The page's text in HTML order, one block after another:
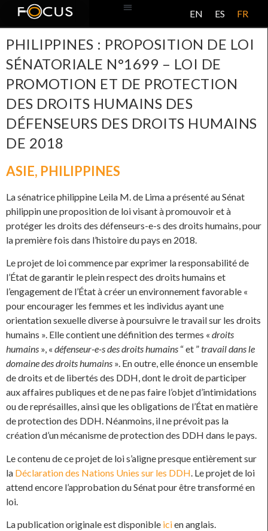
EN ES FR
PHILIPPINES : PROPOSITION DE LOI
SÉNATORIALE N°1699 – LOI DE
PROMOTION ET DE PROTECTION
DES DROITS HUMAINS DES
DÉFENSEURS DES DROITS HUMAINS
DE 2018
ASIE, PHILIPPINES
La sénatrice philippine Leila M. de Lima a présenté au Sénat
philippin une proposition de loi visant à promouvoir et à
protéger les droits des défenseurs-e-s des droits humains, pour
la première fois dans l’histoire du pays en 2018.
Le projet de loi commence par exprimer la responsabilité de
l’État de garantir le plein respect des droits humains et
l’engagement de l’État à créer un environnement favorable «
pour encourager les femmes et les individus ayant une
orientation sexuelle diverse à poursuivre le travail sur les droits
humains ». Elle contient une définition des termes « droits
humains », « défenseur-e-s des droits humains “ et ”travail dans le
domaine des droits humains ». En outre, elle énonce un ensemble
de droits et de libertés des DDH, dont le droit de participer
aux affaires publiques et de ne pas faire l’objet d’intimidations
ou de représailles, ainsi que les obligations de l’État en matière
de protection des DDH. Néanmoins, il ne prévoit pas la
création d’un mécanisme de protection des DDH dans le pays.
Le contenu de ce projet de loi s’aligne presque entièrement sur
la Déclaration des Nations Unies sur les DDH . Le projet de loi
attend encore l’approbation du Sénat pour être transformé en
loi.
La publication originale est disponible icien anglais.